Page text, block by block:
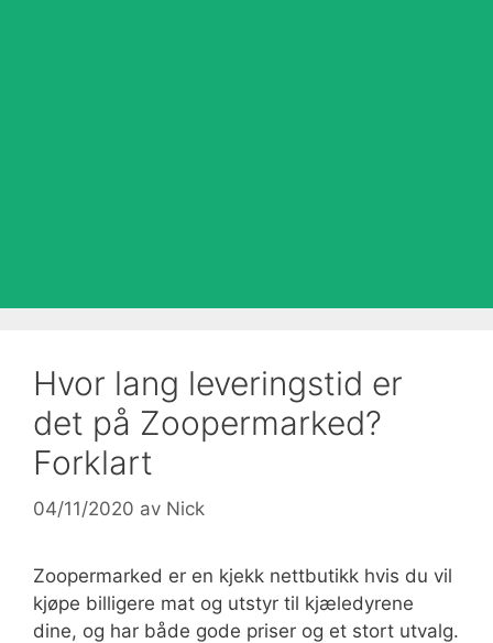
Hvor lang leveringstid er
det på Zoopermarked?
Forklart
04/11/2020 av Nick
Zoopermarked er en kjekk nettbutikk hvis du vil
kjøpe billigere mat og utstyr til kjæledyrene
dine, og har både gode priser og et stort utvalg.